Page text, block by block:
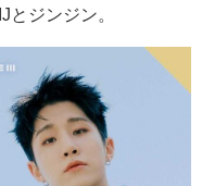
とジンジン。